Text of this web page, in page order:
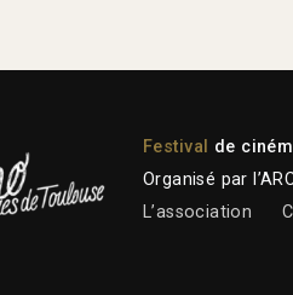
Festival
de
Organisé par
L’association